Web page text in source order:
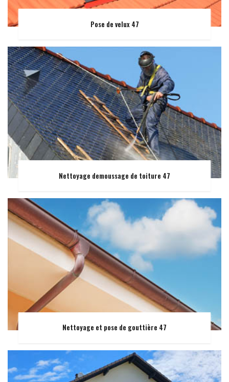
Pose de velux 47
Nettoyage demoussage de toiture 47
Nettoyage et pose de gouttière 47